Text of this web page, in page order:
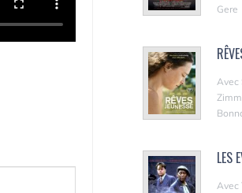
Gere
Avec
LES
Avec